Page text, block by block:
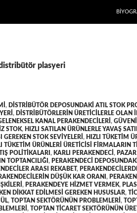
plasyeri
, DISTRIBÜTÖR DEPOSUNDAKI ATIL STOK
, DISTRIBÜTÖRLERIN ÜRETICILERLE OLAN
KANAL PERAKENDECILERI ,
STOK, HIZLI SATILAN ÜRÜNLERLE YAVAŞ
STOK SEVIYELERI , HIZLI TÜKETIM
TÜKETIM ÜRÜNLERI ÜRETICISI FIRMALARIN
POLITIKALARI , KARLI PERAKENDECI ,
TOPTANCILIĞI , PERAKENDECI
ARASI REKABET,
DÜŞÜK KAR ORANI ,
, PERAKENDEYE HIZMET VERMEK,
DIKKAT EDILMESI GEREKEN HUSUSLAR,
, TOPTAN SEKTÖRÜNÜN PROBLEMLERI ,
, TOPTAN TICARET SEKTÖRÜNÜN